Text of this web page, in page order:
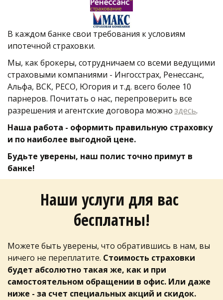
В каждом банке свои требования к условиям
ипотечной страховки.
Мы, как брокеры, сотрудничаем со всеми ведущими
страховыми компаниями - Ингосстрах, Ренессанс,
Альфа, ВСК, РЕСО, Югория и т.д. всего более 10
парнеров. Почитать о нас, перепроверить все
разрешения и агентские договора можно здесь.
Наша работа - оформить правильную страховку
и по наиболее выгодной цене.
Будьте уверены, наш полис точно примут в
банке!
Наши услуги для вас
бесплатны!
Можете быть уверены, что обратившись в нам, вы
ничего не переплатите. Стоимость страховки
будет абсолютно такая же, как и при
самостоятельном обращении в офис. Или даже
ниже - за счет специальных акций и скидок.